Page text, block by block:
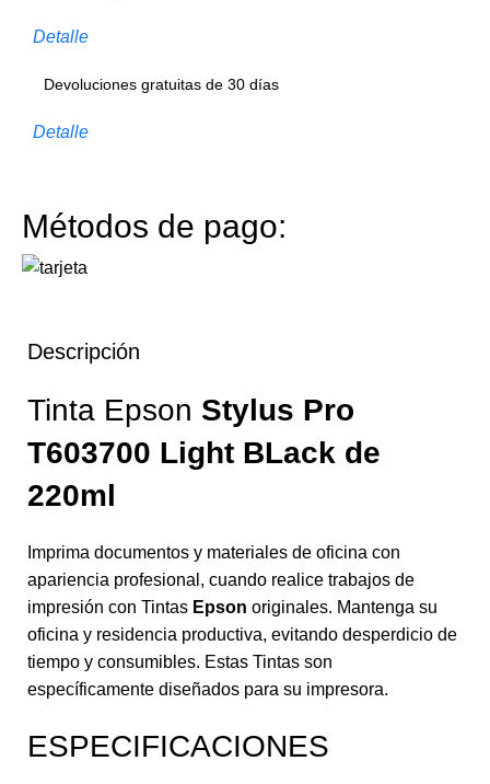
Detalle
Devoluciones gratuitas de 30 días
Detalle
Métodos de pago:
Descripción
Tinta Epson Stylus Pro
T603700 Light BLack de
220ml
Imprima documentos y materiales de oficina con
apariencia profesional, cuando realice trabajos de
impresión con Tintas Epson originales. Mantenga su
oficina y residencia productiva, evitando desperdicio de
tiempo y consumibles. Estas Tintas son
específicamente diseñados para su impresora.
ESPECIFICACIONES